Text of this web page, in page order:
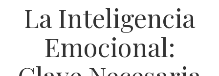
La Inteligencia
Emocional: